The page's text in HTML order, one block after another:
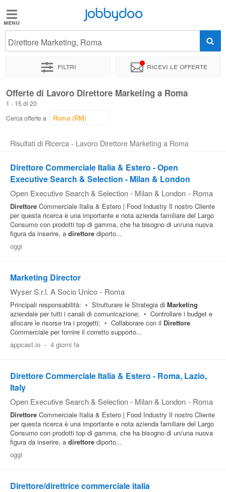
Jobbydoo
Offerte
Stipendi
Elenco
Blog
Pubblica
Area
Aziende
Jobbydoo
Direttore Marketing, Roma
Filtri Ricevi le offerte
Offerte di Lavoro Direttore Marketing a Roma
1 - 15 di 20
Cerca offerte a
Risultati di Ricerca - Lavoro Direttore Marketing a Roma
Direttore Commerciale Italia & Estero - Open
Executive Search & Selection - Milan & London
Open Executive Search & Selection - Milan & London - Roma
Direttore Commerciale Italia & Estero | Food Industry Il nostro Cliente
per questa ricerca è una importante e nota azienda familiare del Largo
Consumo con prodotti top di gamma, che ha bisogno di un/una nuova
figura da inserire, a direttore diporto...
oggi
Marketing Director
Wyser S.r.l. A Socio Unico - Roma
Principali responsabilità: • Strutturare le Strategia di Marketing
aziendale per tutti i canali di comunicazione; • Controllare i budget e
allocare le risorse tra i progetti; • Collaborare con il Direttore
Commerciale per fornire il corretto supporto...
appcast.io - 4 giorni fa
Direttore Commerciale Italia & Estero - Roma, Lazio,
Italy
Open Executive Search & Selection - Milan & London - Roma
Direttore Commerciale Italia & Estero | Food Industry Il nostro Cliente
per questa ricerca è una importante e nota azienda familiare del Largo
Consumo con prodotti top di gamma, che ha bisogno di un/una nuova
figura da inserire, a direttore diporto...
oggi
Direttore/direttrice commerciale italia